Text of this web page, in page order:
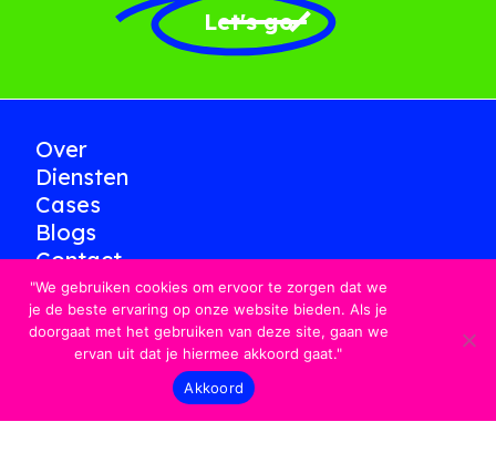
Let's go
Over
Diensten
Cases
Blogs
Contact
LinkedIn
Jan van Rijswijcklaan
"We gebruiken cookies om ervoor te zorgen dat we
je de beste ervaring op onze website bieden. Als je
doorgaat met het gebruiken van deze site, gaan we
ervan uit dat je hiermee akkoord gaat."
Akkoord